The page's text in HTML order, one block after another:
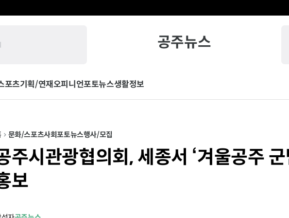
공주뉴스
포츠기획/연재오피니언포토뉴스생활정보
문화/스포츠사회포토뉴스행사/모집
주시관광협의회, 세종서 ‘겨울공주 군
보